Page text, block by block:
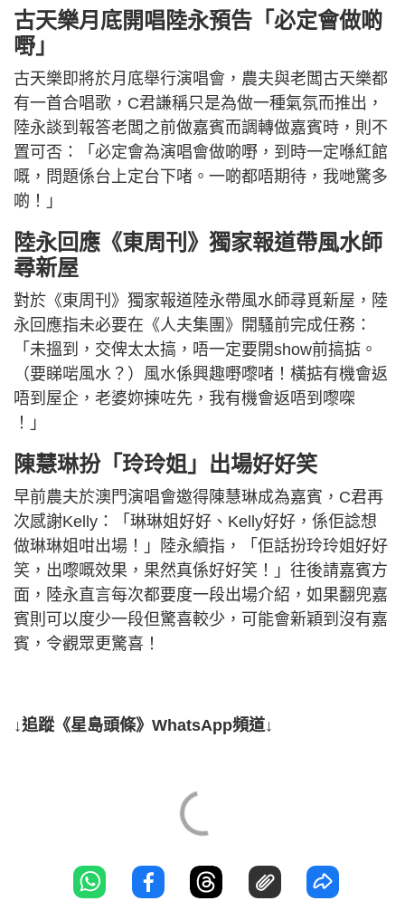
古天樂月底開唱陸永預告「必定會做啲
嘢」
古天樂即將於月底舉行演唱會，農夫與老闆古天樂都
有一首合唱歌，C君謙稱只是為做一種氣氛而推出，
陸永談到報答老闆之前做嘉賓而調轉做嘉賓時，則不
置可否：「必定會為演唱會做啲嘢，到時一定喺紅館
嘅，問題係台上定台下啫。一啲都唔期待，我哋驚多
啲！」
陸永回應《東周刊》獨家報道帶風水師
尋新屋
對於《東周刊》獨家報道陸永帶風水師尋覓新屋，陸
永回應指未必要在《人夫集團》開騷前完成任務：
「未搵到，交俾太太搞，唔一定要開show前搞掂。
（要睇啱風水？）風水係興趣嘢嚟啫！橫掂有機會返
唔到屋企，老婆妳揀咗先，我有機會返唔到嚟㗎
！」
陳慧琳扮「玲玲姐」出場好好笑
早前農夫於澳門演唱會邀得陳慧琳成為嘉賓，C君再
次感謝Kelly：「琳琳姐好好、Kelly好好，係佢諗想
做琳琳姐咁出場！」陸永續指，「佢話扮玲玲姐好好
笑，出嚟嘅效果，果然真係好好笑！」往後請嘉賓方
面，陸永直言每次都要度一段出場介紹，如果翻兜嘉
賓則可以度少一段但驚喜較少，可能會新穎到沒有嘉
賓，令觀眾更驚喜！
↓追蹤《星島頭條》WhatsApp頻道↓